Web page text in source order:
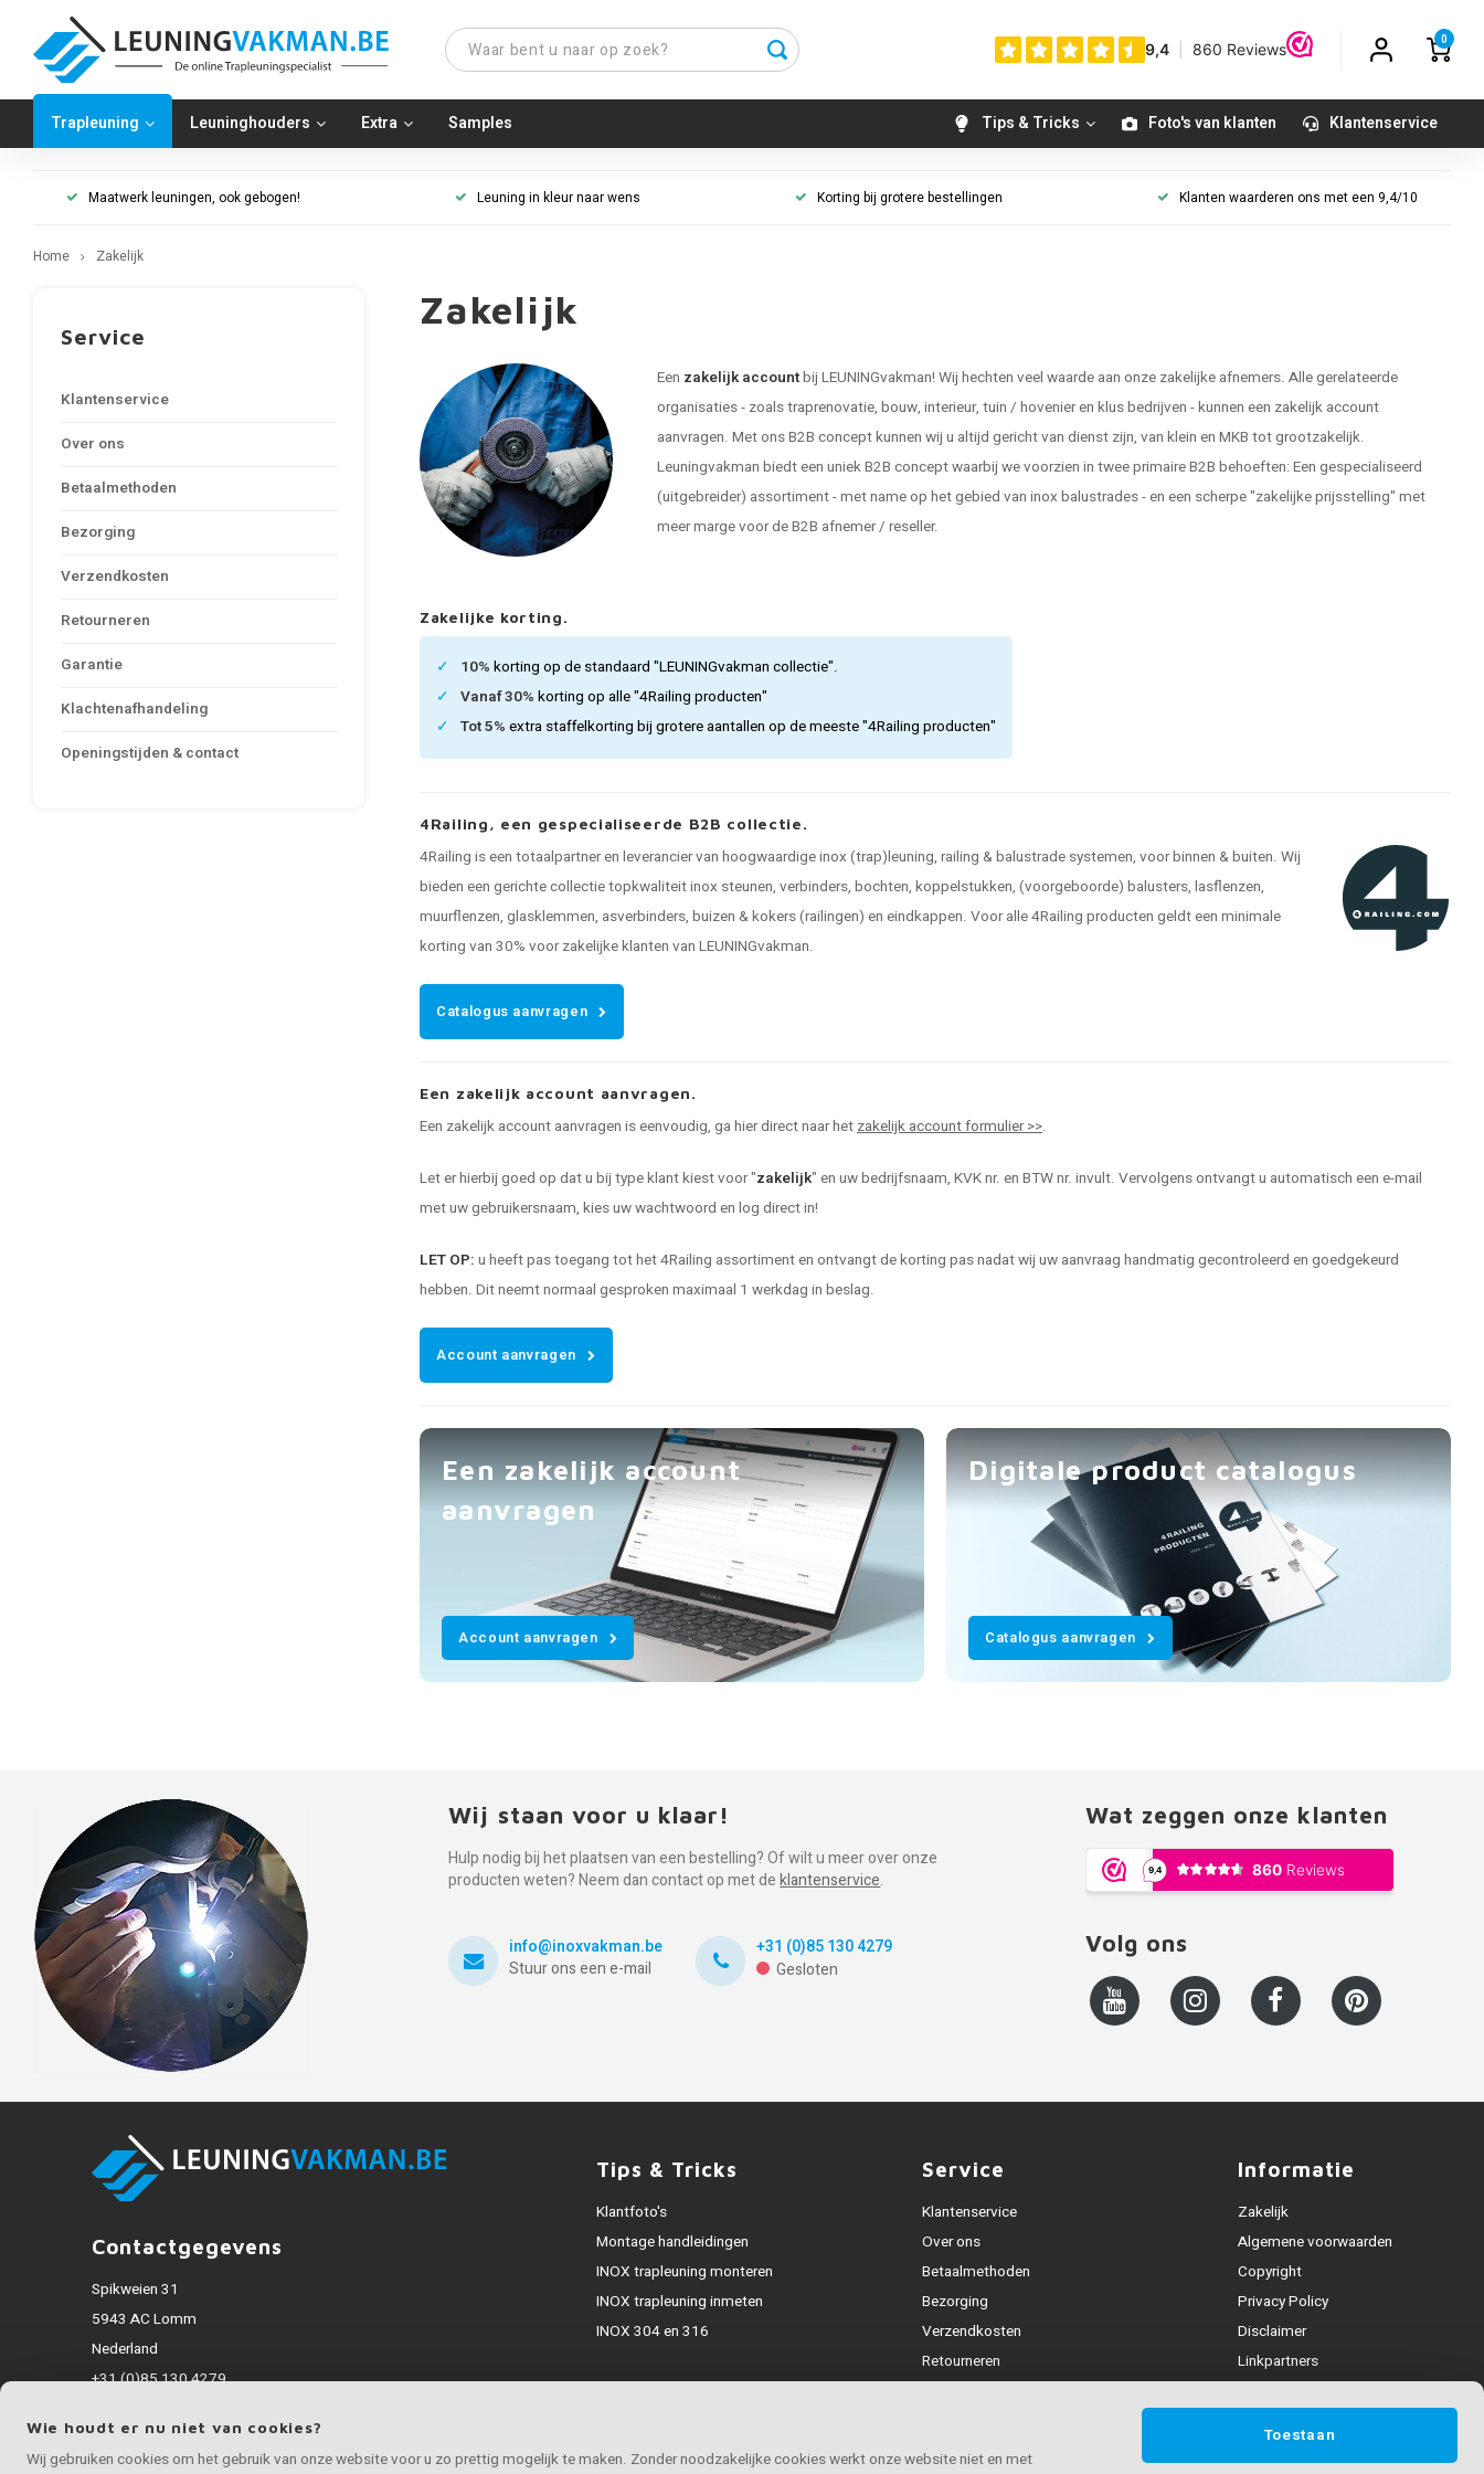
0
Trapleuning Leuninghouders Extra Samples Tips & Tricks Foto's van klanten Klantenservice
Maatwerk leuningen, ook gebogen! Leuning in kleur naar wens Korting bij grotere bestellingen Klanten waarderen ons met een 9,4/10
Home Zakelijk
Service
Klantenservice
Over ons
Betaalmethoden
Bezorging
Verzendkosten
Retourneren
Garantie
Klachtenafhandeling
Openingstijden & contact
Zakelijk
Een zakelijk accountbij LEUNINGvakman! Wij hechten veel waarde aan onze zakelijke afnemers. Alle gerelateerde
organisaties - zoals traprenovatie, bouw, interieur, tuin / hovenier en klus bedrijven - kunnen een zakelijk account
aanvragen. Met ons B2B concept kunnen wij u altijd gericht van dienst zijn, van klein en MKB tot grootzakelijk.
Leuningvakman biedt een uniek B2B concept waarbij we voorzien in twee primaire B2B behoeften: Een gespecialiseerd
(uitgebreider) assortiment - met name op het gebied van inox balustrades - en een scherpe "zakelijke prijsstelling" met
meer marge voor de B2B afnemer / reseller.
Zakelijke korting.
10% korting op de standaard "LEUNINGvakman collectie".
Vanaf 30% korting op alle "4Railing producten"
Tot 5% extra staffelkorting bij grotere aantallen op de meeste "4Railing producten"
4Railing, een gespecialiseerde B2B collectie.
4Railing is een totaalpartner en leverancier van hoogwaardige inox (trap)leuning, railing & balustrade systemen, voor binnen & buiten. Wij
bieden een gerichte collectie topkwaliteit inox steunen, verbinders, bochten, koppelstukken, (voorgeboorde) balusters, lasflenzen,
muurflenzen, glasklemmen, asverbinders, buizen & kokers (railingen) en eindkappen. Voor alle 4Railing producten geldt een minimale
korting van 30% voor zakelijke klanten van LEUNINGvakman.
Catalogus aanvragen
Een zakelijk account aanvragen.
Een zakelijk account aanvragen is eenvoudig, ga hier direct naar hetzakelijk account formulier >>.
Let er hierbij goed op dat u bij type klant kiest voor "zakelijk" en uw bedrijfsnaam, KVK nr. en BTW nr. invult. Vervolgens ontvangt u automatisch een e-mail
met uw gebruikersnaam, kies uw wachtwoord en log direct in!
LET OP: u heeft pas toegang tot het 4Railing assortiment en ontvangt de korting pas nadat wij uw aanvraag handmatig gecontroleerd en goedgekeurd
hebben. Dit neemt normaal gesproken maximaal 1 werkdag in beslag.
Account aanvragen
Een zakelijk account
aanvragen
Account aanvragen
Digitale product catalogus
Catalogus aanvragen
Wij staan voor u klaar!
Hulp nodig bij het plaatsen van een bestelling? Of wilt u meer over onze
producten weten? Neem dan contact op met deklantenservice.
info@inoxvakman.be
Stuur ons een e-mail
+31 (0)85 130 4279
Gesloten
Wat zeggen onze klanten
Volg ons
Contactgegevens
Spikweien 31
5943 AC Lomm
Nederland
+31 (0)85 130 4279
Alle bedragen zijn incl. BTW
Tips & Tricks
Klantfoto's
Montage handleidingen
INOX trapleuning monteren
INOX trapleuning inmeten
INOX 304 en 316
Service
Klantenservice
Over ons
Betaalmethoden
Bezorging
Verzendkosten
Retourneren
Openingstijden & contact
Informatie
Zakelijk
Algemene voorwaarden
Copyright
Privacy Policy
Disclaimer
Linkpartners
Wie houdt er nu niet van cookies?
Wij gebruiken cookies om het gebruik van onze website voor u zo prettig mogelijk te maken. Zonder noodzakelijke cookies werkt onze website niet en met
Toestaan